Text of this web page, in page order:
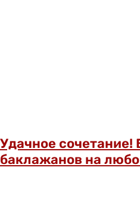
Удачное сочетание!
баклажанов на